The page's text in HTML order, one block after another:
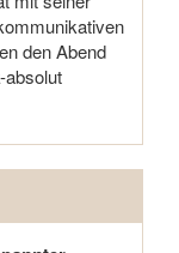
den Abend
absolut